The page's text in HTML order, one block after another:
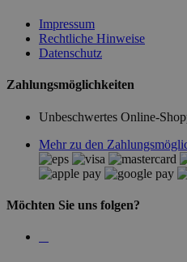
Impressum
Rechtliche Hinweise
Datenschutz
Zahlungsmöglichkeiten
Unbeschwertes Online-
Mehr zu den
Möchten Sie uns folgen?